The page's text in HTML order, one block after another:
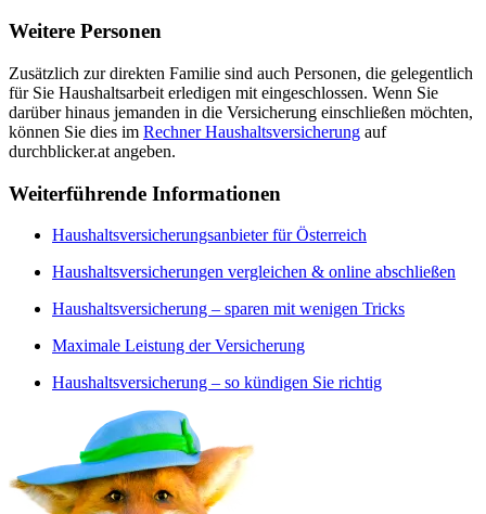
Weitere Personen
Zusätzlich zur direkten Familie sind auch Personen, die gelegentlich
für Sie Haushaltsarbeit erledigen mit eingeschlossen. Wenn Sie
darüber hinaus jemanden in die Versicherung einschließen möchten,
können Sie dies im Rechner Haushaltsversicherung auf
durchblicker.at angeben.
Weiterführende Informationen
Haushaltsversicherungsanbieter für Österreich
Haushaltsversicherungen vergleichen & online abschließen
Haushaltsversicherung – sparen mit wenigen Tricks
Maximale Leistung der Versicherung
Haushaltsversicherung – so kündigen Sie richtig